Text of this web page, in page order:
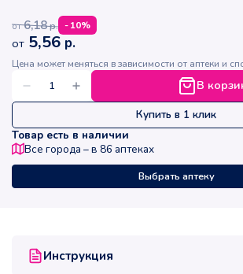
Инструкция
от 6,18р. -10%
от 5,56 р.
Цена может меняться в зависимости от аптеки и
В
Купить в 1 клик
Товар есть в наличии
Все города – в 86 аптеках
Выбрать аптеку